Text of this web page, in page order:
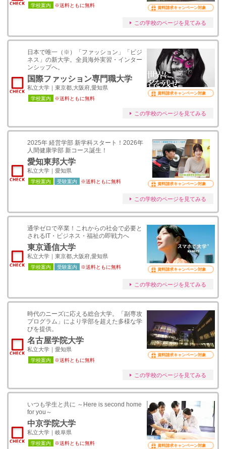
学校案内 ※送料ともに無料 資料請求キャンペーン対象
この学校のページを見てみる
日本で唯一（※）「ファッション」「ビジ
ネス」の新大学。全員海外実習・インター
ンシップへ。
国際ファッション専門職大学
私立大学｜東京都,大阪府,愛知県
学校案内 ※送料ともに無料
資料請求キャンペーン対象
この学校のページを見てみる
2025年 経営学部 新学科スタート！2026年
人間健康学部 新コース誕生！
愛知東邦大学
私立大学｜愛知県
学校案内 受験案内 ※送料ともに無料 資料請求キャンペーン対象
この学校のページを見てみる
通学ゼロで卒業！これからの社会で必要と
されるIT・ビジネス・福祉の即戦力へ
東京通信大学
私立大学｜東京都,大阪府,愛知県
学校案内 受験案内 ※送料ともに無料 資料請求キャンペーン対象
この学校のページを見てみる
時代のニーズに応える総合大学。「副専攻
プログラム」により学部を超えた多様な学
びを提供。
名古屋学院大学
私立大学｜愛知県
学校案内 ※送料ともに無料
資料請求キャンペーン対象
この学校のページを見てみる
いつも学生と共に ～Here is second home
for you～
中京学院大学
私立大学｜岐阜県
学校案内 ※送料ともに無料 資料請求キャンペーン対象